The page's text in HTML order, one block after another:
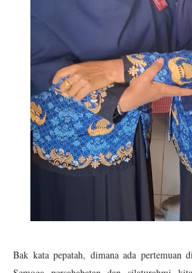
Bak kata pepatah, dimana ada pertemuan